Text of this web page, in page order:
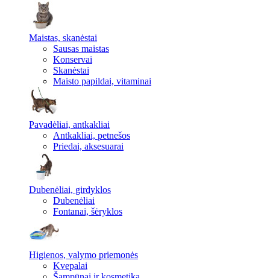
Maistas, skanėstai
Sausas maistas
Konservai
Skanėstai
Maisto papildai, vitaminai
Pavadėliai, antkakliai
Antkakliai, petnešos
Priedai, aksesuarai
Dubenėliai, girdyklos
Dubenėliai
Fontanai, šėryklos
Higienos, valymo priemonės
Kvepalai